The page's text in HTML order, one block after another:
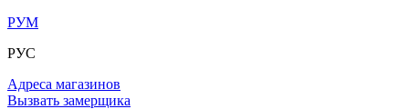
РУМ
РУС
Адреса магазинов
Вызвать замерщика